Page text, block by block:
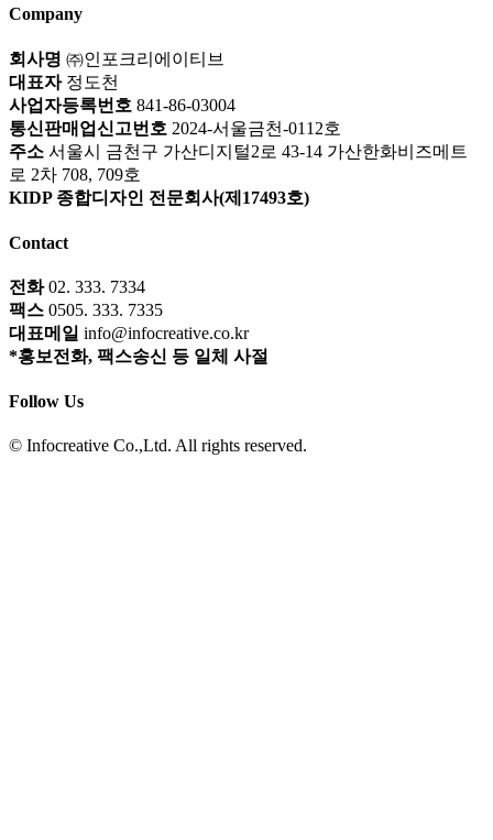
Company
회사명 ㈜인포크리에이티브
대표자정도천
사업자등록번호 841-86-03004
통신판매업신고번호 2024-서울금천-0112호
주소 서울시 금천구 가산디지털2로 43-14 가산한화비즈메트
로 2차 708, 709호
KIDP 종합디자인 전문회사(제17493호)
Contact
전화02. 333. 7334
팩스 0505. 333. 7335
대표메일 info@infocreative.co.kr
*홍보전화, 팩스송신 등 일체 사절
Follow Us
© Infocreative Co.,Ltd. All rights reserved.